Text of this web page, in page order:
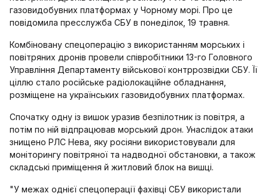
газовидобувних платформах у Чорному морі. Про це
повідомила пресслужба СБУ в понеділок, 19 травня.
Комбіновану спецоперацію з використанням морських і
повітряних дронів провели співробітники 13-го Головного
Управління Департаменту військової контррозвідки СБУ. Її
ціллю стало російське радіолокаційне обладнання,
розміщене на українських газовидобувних платформах.
Спочатку одну із вишок уразив безпілотник із повітря, а
потім по ній відпрацював морський дрон. Унаслідок атаки
знищено РЛС Нева, яку росіяни використовували для
моніторингу повітряної та надводної обстановки, а також
складські приміщення й житловий блок на вишці.
"У межах однієї спецоперації фахівці СБУ використали